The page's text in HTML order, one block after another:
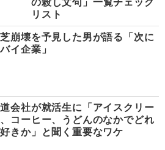
の殺し文句」一覧チェック
リスト
崩壊を予見した男が語る「次に
イ企業」
会社が就活生に「アイスクリー
コーヒー、うどんのなかでどれ
きか」と聞く重要なワケ